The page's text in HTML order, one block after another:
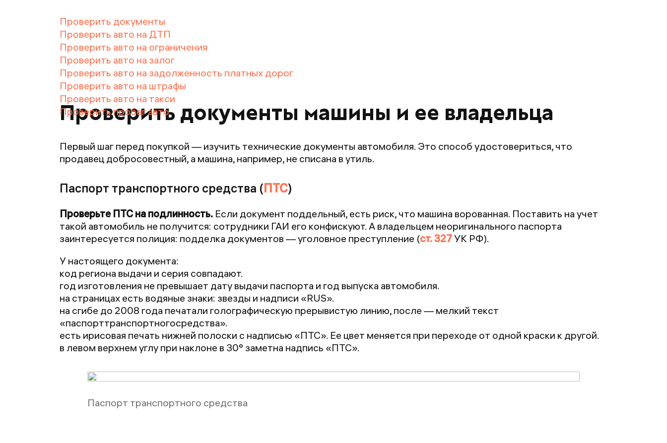
Проверить документы
Проверить авто на ДТП
Проверить авто на ограничения
Проверить авто на залог
Проверить авто на задолженность платных дорог
Проверить авто на штрафы
Проверить авто на такси
Проверить пробег авто
Проверить документы машины и ее владельца
Первый шаг перед покупкой — изучить технические документы автомобиля. Это способ удостовериться, что
продавец добросовестный, а машина, например, не списана в утиль.
Паспорт транспортного средства (ПТС)
Проверьте ПТС на подлинность. Если документ поддельный, есть риск, что машина ворованная. Поставить на учет
такой автомобиль не получится: сотрудники ГАИ его конфискуют. А владельцем неоригинального паспорта
заинтересуется полиция: подделка документов — уголовное преступление (ст. 327УК РФ).
У настоящего документа:
код региона выдачи и серия совпадают.
год изготовления не превышает дату выдачи паспорта и год выпуска автомобиля.
на страницах есть водяные знаки: звезды и надписи «RUS».
на сгибе до 2008 года печатали голографическую прерывистую линию, после — мелкий текст
«паспорттранспортногосредства».
есть ирисовая печать нижней полоски с надписью «ПТС». Ее цвет меняется при переходе от одной краски к другой.
в левом верхнем углу при наклоне в 30° заметна надпись «ПТС».
Паспорт транспортного средства